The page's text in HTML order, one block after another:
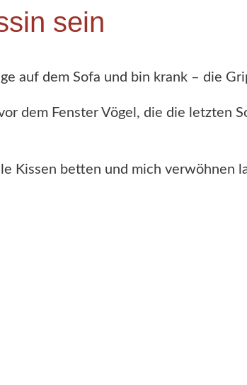
sein
auf dem Sofa und bin krank – die
dem Fenster Vögel, die die letzten
Kissen betten und mich verwöhnen